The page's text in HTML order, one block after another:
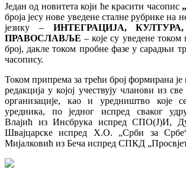
Један од новитета који ће красити часопис
броја јесу нове уведене сталне рубрике на
језику – ИНТЕГРАЦИЈА,
ПРАВОСЛАВЉЕ – које су уведене током
број, дакле током пробне фазе у сарадњи
часопису.
Током припрема за трећи број формирана је
редакција у којој учествују чланови из
организације, као и уредништво које
уредника, по једног испред сваког
Влајић из Инсбрука испред СПО(Ј)И,
Швајцарске испред Х.О. „Срби за
Мијалковић из Беча испред СПКД